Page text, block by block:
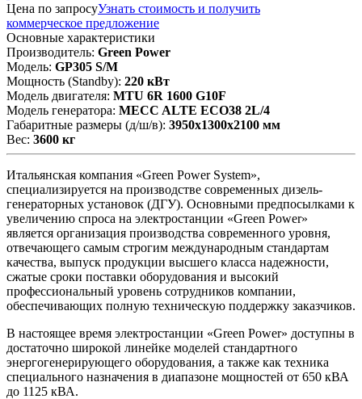
Цена по запросуУзнать стоимость и получить
коммерческое предложение
Основные характеристики
Производитель: Green Power
Модель: GP305 S/M
Мощность (Standby): 220 кВт
Модель двигателя: MTU 6R 1600 G10F
Модель генератора: MECC ALTE ECO38 2L/4
Габаритные размеры (д/ш/в): 3950x1300x2100 мм
Вес: 3600 кг
Итальянская компания «Green Power System»,
специализируется на производстве современных дизель-
генераторных установок (ДГУ). Основными предпосылками к
увеличению спроса на электростанции «Green Power»
является организация производства современного уровня,
отвечающего самым строгим международным стандартам
качества, выпуск продукции высшего класса надежности,
сжатые сроки поставки оборудования и высокий
профессиональный уровень сотрудников компании,
обеспечивающих полную техническую поддержку заказчиков.
В настоящее время электростанции «Green Power» доступны в
достаточно широкой линейке моделей стандартного
энергогенерирующего оборудования, а также как техника
специального назначения в диапазоне мощностей от 650 кВА
до 1125 кВА.